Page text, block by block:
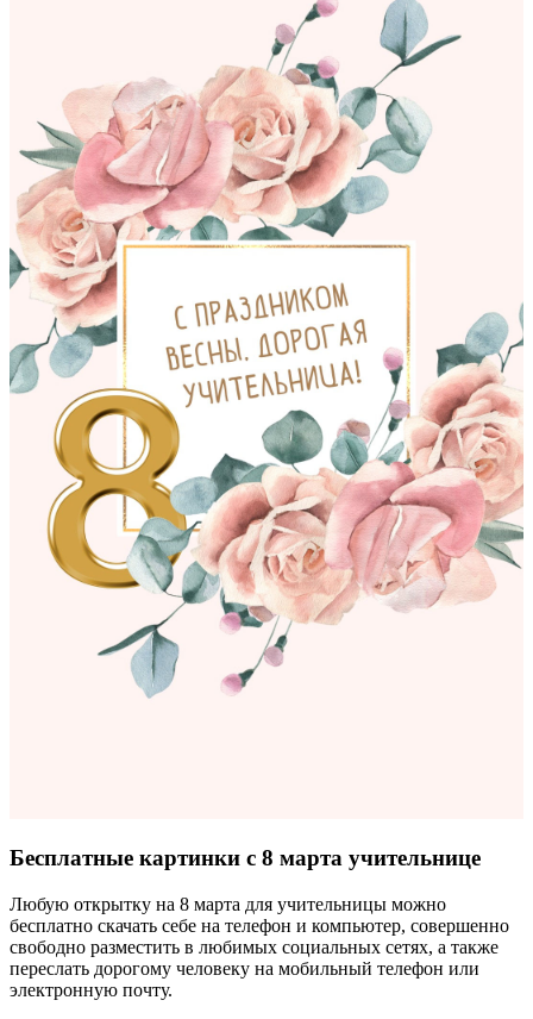
Бесплатные картинки с 8 марта учительнице
Любую открытку на 8 марта для учительницы можно
бесплатно скачать себе на телефон и компьютер, совершенно
свободно разместить в любимых социальных сетях, а также
переслать дорогому человеку на мобильный телефон или
электронную почту.